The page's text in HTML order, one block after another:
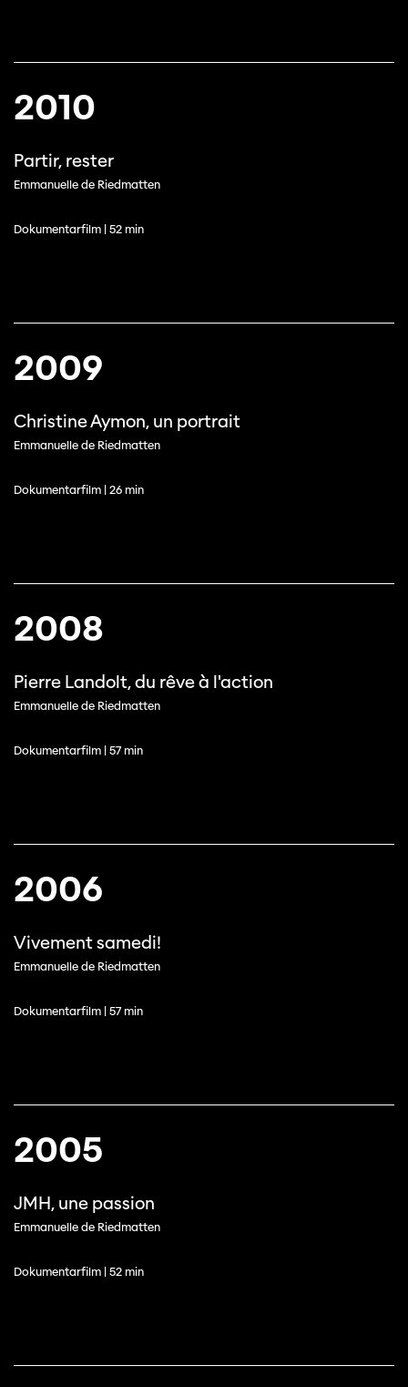
2010
Partir, rester
Emmanuelle de Riedmatten
Dokumentarfilm | 52 min
2009
Christine Aymon, un portrait
Emmanuelle de Riedmatten
Dokumentarfilm | 26 min
2008
Pierre Landolt, du rêve à l'action
Emmanuelle de Riedmatten
Dokumentarfilm | 57 min
2006
Vivement samedi!
Emmanuelle de Riedmatten
Dokumentarfilm | 57 min
2005
JMH, une passion
Emmanuelle de Riedmatten
Dokumentarfilm | 52 min